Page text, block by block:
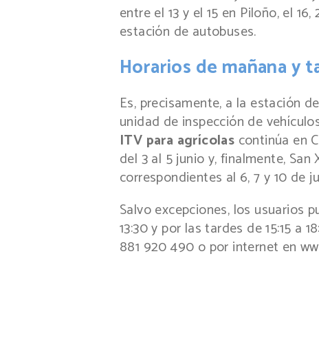
entre el 13 y el 15 en Piloño, el
estación de autobuses.
Horarios de mañana y
Es, precisamente, a la estación
unidad de inspección de
ITV para agrícolas continúa en
del 3 al 5 junio y, finalmente,
correspondientes al 6, 7 y 10 de
Salvo excepciones, los usuarios
13:30 y por las tardes de 15:15 a
881 920 490 o por internet en